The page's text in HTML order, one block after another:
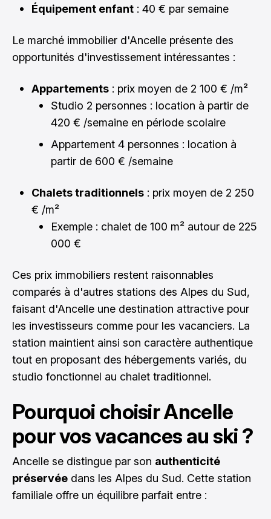
Équipement enfant : 40 € par semaine
Le marché immobilier d'Ancelle présente des
opportunités d'investissement intéressantes :
Appartements : prix moyen de 2 100 € /m²
Studio 2 personnes : location à partir de
420 € /semaine en période scolaire
Appartement 4 personnes : location à
partir de 600 € /semaine
Chalets traditionnels : prix moyen de 2 250
€ /m²
Exemple : chalet de 100 m² autour de 225
000 €
Ces prix immobiliers restent raisonnables
comparés à d'autres stations des Alpes du Sud,
faisant d'Ancelle une destination attractive pour
les investisseurs comme pour les vacanciers. La
station maintient ainsi son caractère authentique
tout en proposant des hébergements variés, du
studio fonctionnel au chalet traditionnel.
Pourquoi choisir Ancelle
pour vos vacances au ski ?
Ancelle se distingue par son authenticité
préservée dans les Alpes du Sud. Cette station
familiale offre un équilibre parfait entre :